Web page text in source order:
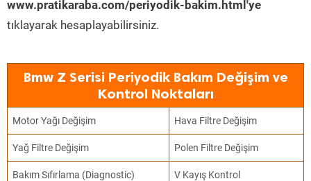
www.pratikaraba.com/periyodik-bakim.html'ye
tıklayarak hesaplayabilirsiniz.
Bmw Z Serisi Periyodik Bakım Değişim ve
Kontrol Noktaları
Motor Yağı Değişim Hava Filtre Değişim
Yağ Filtre Değişim Polen Filtre Değişim
Bakım Sıfırlama (Diagnostic) V Kayış Kontrol